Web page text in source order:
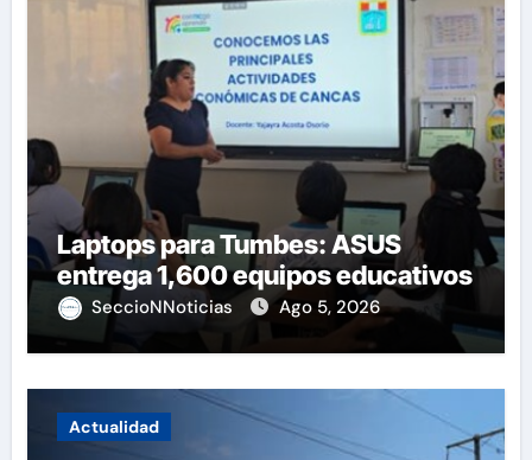
Laptops para Tumbes: ASUS
entrega 1,600 equipos educativos
SeccioNNoticias Ago 5, 2026
Actualidad